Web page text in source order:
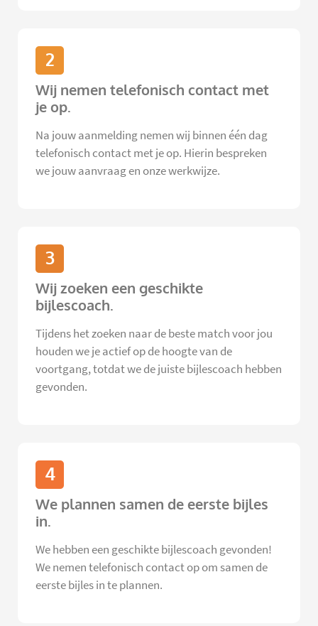
2
Wij nemen telefonisch contact met
je op.
Na jouw aanmelding nemen wij binnen één dag
telefonisch contact met je op. Hierin bespreken
we jouw aanvraag en onze werkwijze.
3
Wij zoeken een geschikte
bijlescoach.
Tijdens het zoeken naar de beste match voor jou
houden we je actief op de hoogte van de
voortgang, totdat we de juiste bijlescoach hebben
gevonden.
4
We plannen samen de eerste bijles
in.
We hebben een geschikte bijlescoach gevonden!
We nemen telefonisch contact op om samen de
eerste bijles in te plannen.